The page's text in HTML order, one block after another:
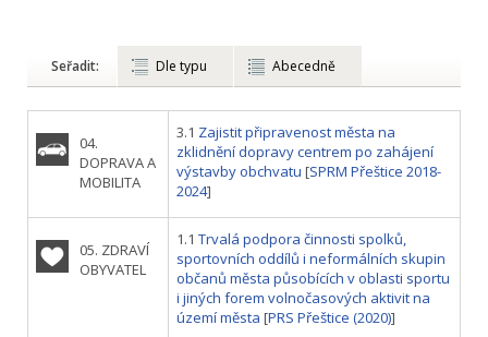
Seřadit: Dle typu Abecedně
04.
DOPRAVA A
MOBILITA
3.1 Zajistit připravenost města na
zklidnění dopravy centrem po zahájení
výstavby obchvatu [SPRM Přeštice 2018-
2024]
05. ZDRAVÍ
OBYVATEL
1.1 Trvalá podpora činnosti spolků,
sportovních oddílů i neformálních skupin
občanů města působících v oblasti sportu
i jiných forem volnočasových aktivit na
území města [PRS Přeštice (2020)]